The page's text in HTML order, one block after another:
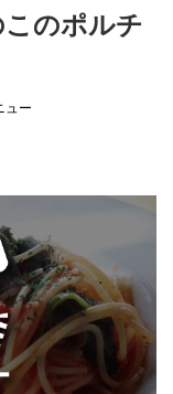
のポルチ
ュー